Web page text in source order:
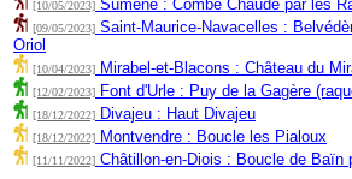
[10/05/2023] Sumène : Combe Chaude par les
[09/05/2023] Saint-Maurice-Navacelles :
Oriol
[10/04/2023] Mirabel-et-Blacons : Château du
[12/02/2023] Font d'Urle : Puy de la Gagère
[18/12/2022] Divajeu : Haut Divajeu
[18/12/2022] Montvendre : Boucle les Pialoux
[11/11/2022] Châtillon-en-Diois : Boucle de Baïn